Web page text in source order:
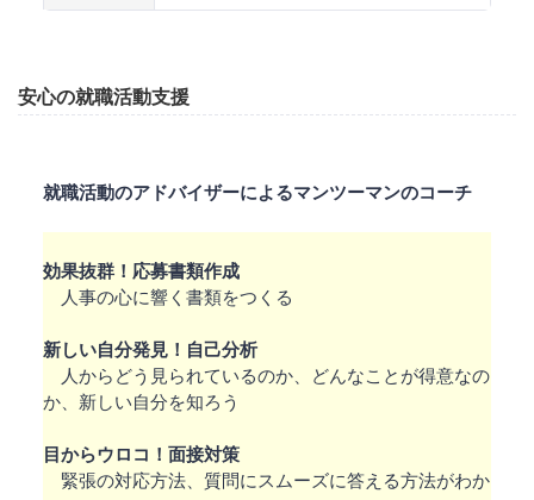
安心の就職活動支援
就職活動のアドバイザーによるマンツーマンのコーチ
効果抜群！応募書類作成
人事の心に響く書類をつくる
新しい自分発見！自己分析
人からどう見られているのか、どんなことが得意なの
か、新しい自分を知ろう
目からウロコ！面接対策
緊張の対応方法、質問にスムーズに答える方法がわか